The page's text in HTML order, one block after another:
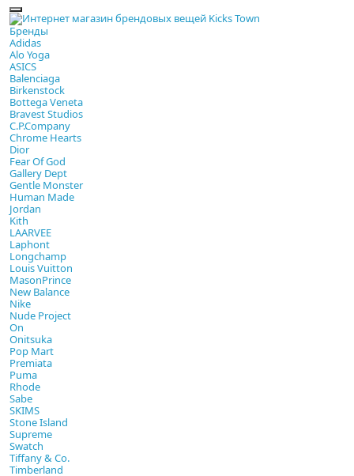
Бренды
Adidas
Alo Yoga
ASICS
Balenciaga
Birkenstock
Bottega Veneta
Bravest Studios
C.P.Company
Chrome Hearts
Dior
Fear Of God
Gallery Dept
Gentle Monster
Human Made
Jordan
Kith
LAARVEE
Laphont
Longchamp
Louis Vuitton
MasonPrince
New Balance
Nike
Nude Project
On
Onitsuka
Pop Mart
Premiata
Puma
Rhode
Sabe
SKIMS
Stone Island
Supreme
Swatch
Tiffany & Co.
Timberland